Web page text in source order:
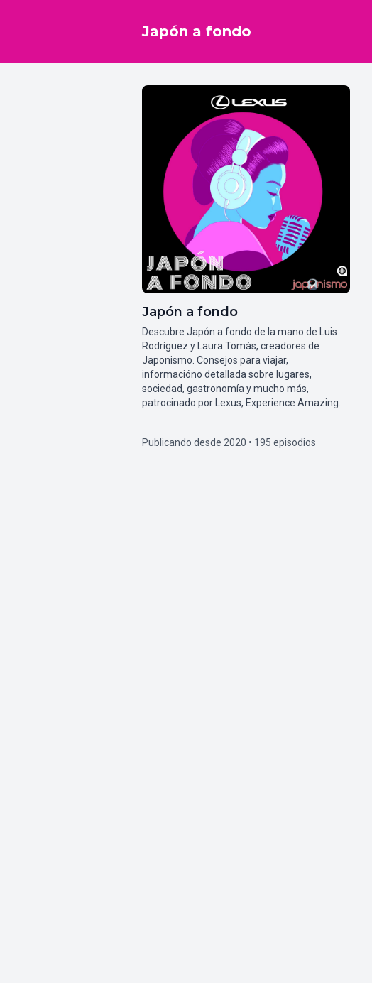
Japón a fondo
Japón a fondo
Descubre Japón a fondo de la mano de Luis
Rodríguez y Laura Tomàs, creadores de
Japonismo. Consejos para viajar,
informacióno detallada sobre lugares,
sociedad, gastronomía y mucho más,
patrocinado por Lexus, Experience Amazing.
Publicando desde 2020 • 195 episodios